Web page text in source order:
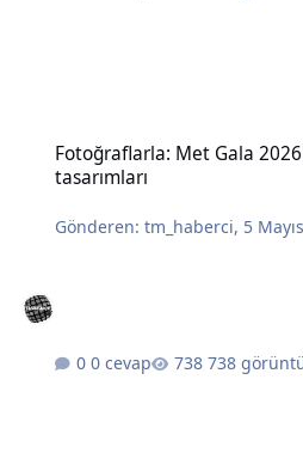
Fotoğraflarla: Met Gala
tasarımları
Gönderen:tm_haberci, 5 Mayıs
0 cevap 738